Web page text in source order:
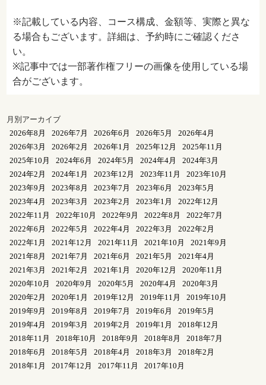
※記載している内容、コース構成、金額等、実際と異な
る場合もございます。詳細は、予約時にご確認くださ
い。
※記事中では一部著作権フリーの画像を使用している場
合がございます。
月別アーカイブ
2026年8月
2026年7月 2026年6月 2026年5月
2026年4月
2026年3月
2026年2月 2026年1月 2025年12月
2025年11月
2025年10月
2024年6月 2024年5月 2024年4月
2024年3月
2024年2月
2024年1月 2023年12月 2023年11月
2023年10月
2023年9月
2023年8月 2023年7月 2023年6月
2023年5月
2023年4月
2023年3月 2023年2月 2023年1月
2022年12月
2022年11月
2022年10月 2022年9月 2022年8月
2022年7月
2022年6月
2022年5月 2022年4月 2022年3月
2022年2月
2022年1月
2021年12月 2021年11月 2021年10月
2021年9月
2021年8月
2021年7月 2021年6月 2021年5月
2021年4月
2021年3月
2021年2月 2021年1月 2020年12月
2020年11月
2020年10月
2020年9月 2020年5月 2020年4月
2020年3月
2020年2月
2020年1月 2019年12月 2019年11月
2019年10月
2019年9月
2019年8月 2019年7月 2019年6月
2019年5月
2019年4月
2019年3月 2019年2月 2019年1月
2018年12月
2018年11月
2018年10月 2018年9月 2018年8月
2018年7月
2018年6月
2018年5月 2018年4月 2018年3月
2018年2月
2018年1月
2017年12月 2017年11月 2017年10月